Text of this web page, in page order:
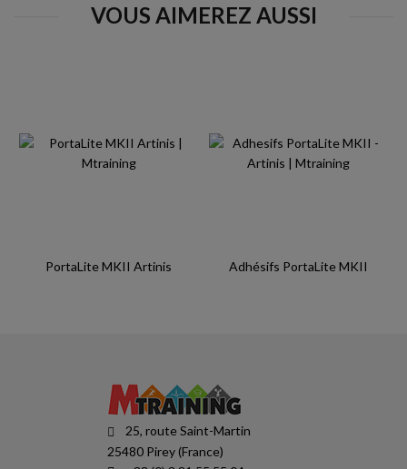
VOUS AIMEREZ AUSSI
PortaLite MKII Artinis Adhésifs PortaLite MKII
25, route Saint-Martin
25480 Pirey (France)